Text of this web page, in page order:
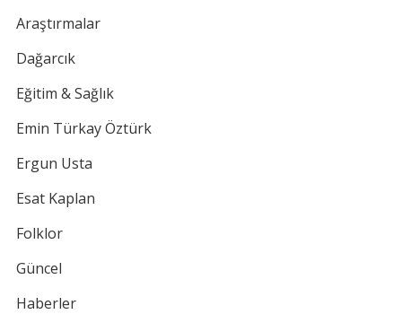
Araştırmalar
Dağarcık
Eğitim & Sağlık
Emin Türkay Öztürk
Ergun Usta
Esat Kaplan
Folklor
Güncel
Haberler